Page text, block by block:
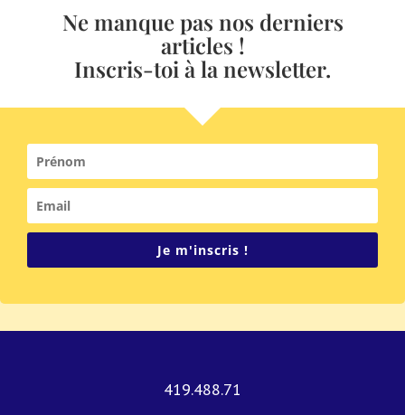
Ne manque pas nos derniers
articles !
Inscris-toi à la newsletter.
Je m'inscris !
419.488.71